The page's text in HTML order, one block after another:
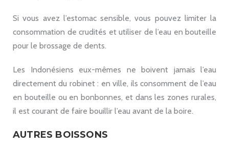
Si vous avez l’estomac sensible, vous pouvez limiter la
consommation de crudités et utiliser de l’eau en bouteille
pour le brossage de dents.
Les Indonésiens eux-mêmes ne boivent jamais l’eau
directement du robinet : en ville, ils consomment de l’eau
en bouteille ou en bonbonnes, et dans les zones rurales,
il est courant de faire bouillir l’eau avant de la boire.
AUTRES BOISSONS